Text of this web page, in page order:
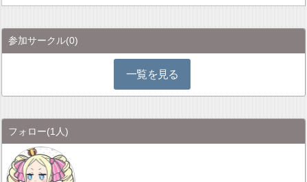
参加サークル(0)
一覧を見る
フォロー(1人)